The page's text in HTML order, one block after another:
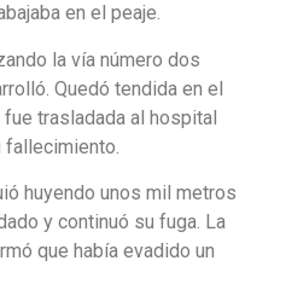
en el peaje.
la vía número dos
Quedó tendida en el
trasladada al hospital
fallecimiento.
huyendo unos mil metros
y continuó su fuga. La
que había evadido un